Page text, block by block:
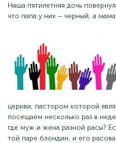
Наша пятилетняя дочь
что папа у них – черный, а
церкви, пастором которой
посещаем несколько раз в
где муж и жена разной расы?
той паре блондин, и его